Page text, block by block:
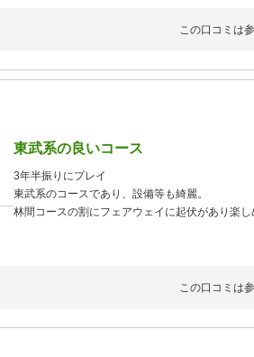
この口コミは
東武系の良いコース
3年半振りにプレイ
東武系のコースであり、設備等も綺麗。
林間コースの割にフェアウェイに起伏があり楽し
この口コミは